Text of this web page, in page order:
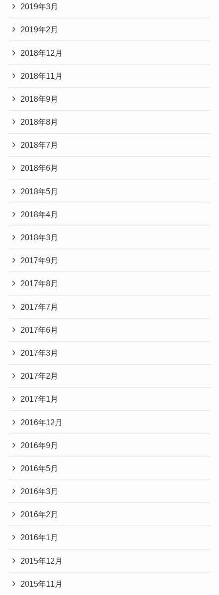
2019年3月
2019年2月
2018年12月
2018年11月
2018年9月
2018年8月
2018年7月
2018年6月
2018年5月
2018年4月
2018年3月
2017年9月
2017年8月
2017年7月
2017年6月
2017年3月
2017年2月
2017年1月
2016年12月
2016年9月
2016年5月
2016年3月
2016年2月
2016年1月
2015年12月
2015年11月